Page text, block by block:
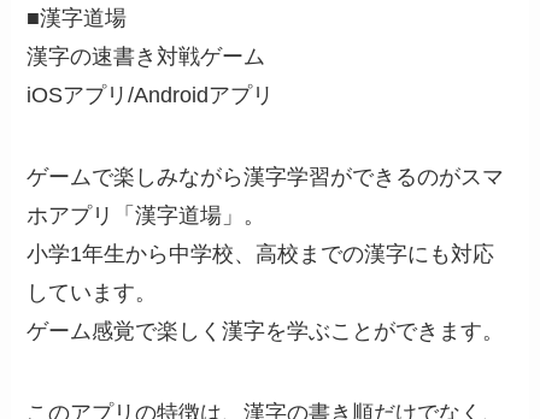
■漢字道場
漢字の速書き対戦ゲーム
iOSアプリ/Androidアプリ
ゲームで楽しみながら漢字学習ができるのがスマ
ホアプリ「漢字道場」。
小学1年生から中学校、高校までの漢字にも対応
しています。
ゲーム感覚で楽しく漢字を学ぶことができます。
このアプリの特徴は、漢字の書き順だけでなく、